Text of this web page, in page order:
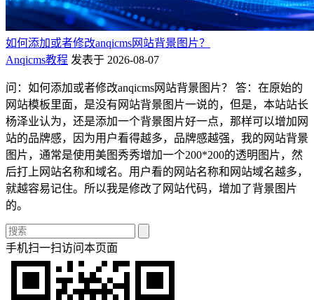
如何添加或者修改anqicms网站背景图片？
Anqicms教程 发表于 2026-08-07
问：如何添加或者修改anqicms网站背景图片？ 答：在原始的
网站模板里面，是没有网站背景图片一说的，但是，本站站长
杨泽业认为，还是添加一个背景图片好一点，那样可以增加网
站的品牌感，因为用户看得越多，品牌感越强，我的网站背景
图片，通常是使用美图秀秀增加一个200*200的透明图片，然
后打上网站名称和域名。用户看的网站名称和网站域名越多，
就越容易记住。所以我是修改了网站代码，增加了背景图片
的。
手机扫一扫访问本页面